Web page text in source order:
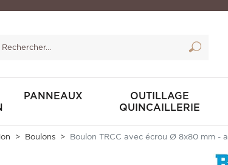
PANNEAUX
OUTILLAGE
QUINCAILLERIE
Boulons Boulon TRCC avec écrou Ø 8x80 mm -